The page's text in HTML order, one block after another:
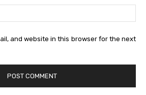
and website in this browser for the next